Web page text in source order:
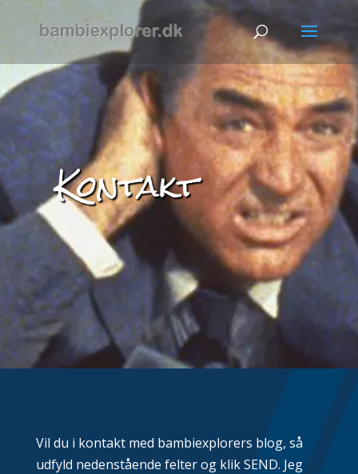
Kontakt
Vil du i kontakt med bambiexplorers blog, så
udfyld nedenstående felter og klik SEND. Jeg